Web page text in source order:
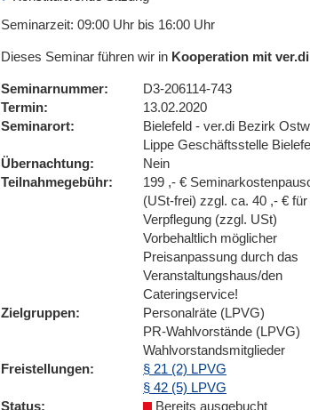
Seminarzeit: 09:00 Uhr bis 16:00 Uhr
Dieses Seminar führen wir in Kooperation mit ver.di
Seminarnummer
D3-206114-743
Termin
13.02.2020
Seminarort
Bielefeld - ver.di Bezirk
Lippe Geschäftsstelle
Übernachtung
Nein
Teilnahmegebühr
199 ,- €
(USt-frei) zzgl. ca. 40 ,- € für
Verpflegung (zzgl. USt)
Vorbehaltlich möglicher
Preisanpassung durch das
Veranstaltungshaus/den
Cateringservice!
Zielgruppen
Personalräte (LPVG)
PR-Wahlvorstände (LPVG)
Wahlvorstandsmitglieder
Freistellungen
§ 21 (2) LPVG
§ 42 (5) LPVG
Status
Bereits ausgebucht